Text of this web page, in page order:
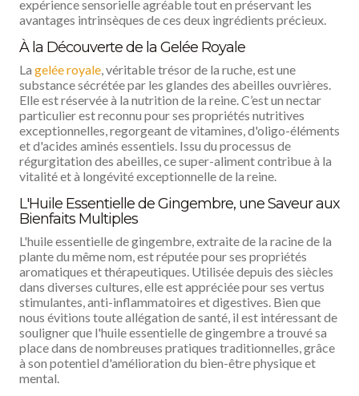
expérience sensorielle agréable tout en préservant les
avantages intrinsèques de ces deux ingrédients précieux.
À la Découverte de la Gelée Royale
La gelée royale, véritable trésor de la ruche, est une
substance sécrétée par les glandes des abeilles ouvrières.
Elle est réservée à la nutrition de la reine. C’est un nectar
particulier est reconnu pour ses propriétés nutritives
exceptionnelles, regorgeant de vitamines, d'oligo-éléments
et d'acides aminés essentiels. Issu du processus de
régurgitation des abeilles, ce super-aliment contribue à la
vitalité et à longévité exceptionnelle de la reine.
L'Huile Essentielle de Gingembre, une Saveur aux
Bienfaits Multiples
L'huile essentielle de gingembre, extraite de la racine de la
plante du même nom, est réputée pour ses propriétés
aromatiques et thérapeutiques. Utilisée depuis des siècles
dans diverses cultures, elle est appréciée pour ses vertus
stimulantes, anti-inflammatoires et digestives. Bien que
nous évitions toute allégation de santé, il est intéressant de
souligner que l'huile essentielle de gingembre a trouvé sa
place dans de nombreuses pratiques traditionnelles, grâce
à son potentiel d'amélioration du bien-être physique et
mental.